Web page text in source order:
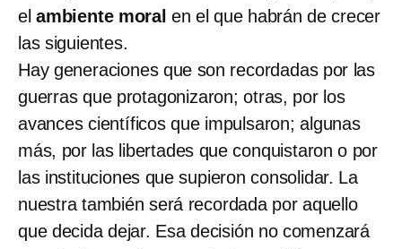
el ambiente moral en el que habrán de crecer
las siguientes.
Hay generaciones que son recordadas por las
guerras que protagonizaron; otras, por los
avances científicos que impulsaron; algunas
más, por las libertades que conquistaron o por
las instituciones que supieron consolidar. La
nuestra también será recordada por aquello
que decida dejar. Esa decisión no comenzará